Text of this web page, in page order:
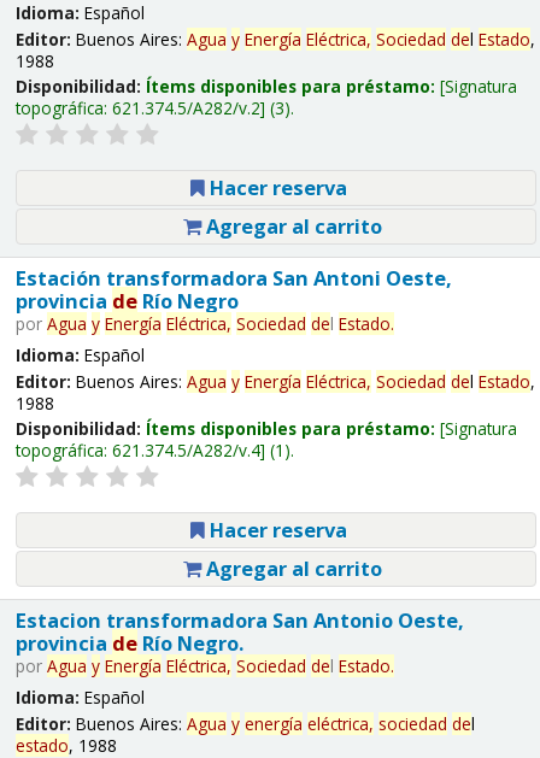
Idioma: Español
Editor: Buenos Aires: Agua y Energía Eléctrica, Sociedad del Estado,
1988
Disponibilidad: Ítems disponibles para préstamo: Signatura
topográfica: 621.374.5/A282/v.2 (3).
Hacer reserva
Agregar al carrito
Estación transformadora San Antoni Oeste,
provincia deRío Negro
por Agua y Energía Eléctrica, Sociedad del Estado.
Idioma: Español
Editor: Buenos Aires: Agua y Energía Eléctrica, Sociedad del Estado,
1988
Disponibilidad: Ítems disponibles para préstamo: Signatura
topográfica: 621.374.5/A282/v.4 (1).
Hacer reserva
Agregar al carrito
Estacion transformadora San Antonio Oeste,
provincia deRío Negro.
por Agua y Energía Eléctrica, Sociedad del Estado.
Idioma: Español
Editor: Buenos Aires: Agua y energía eléctrica, sociedad del
estado, 1988